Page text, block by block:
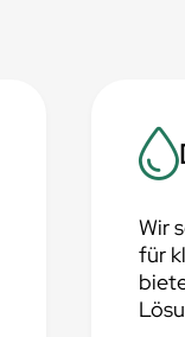
Wir
für